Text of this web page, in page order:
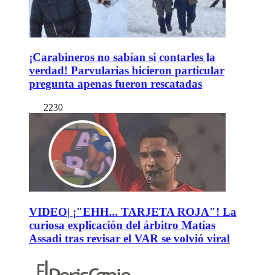
¡Carabineros no sabían si contarles la
verdad! Parvularias hicieron particular
pregunta apenas fueron rescatadas
2230
VIDEO| ¡"EHH... TARJETA ROJA"! La
curiosa explicación del árbitro Matías
Assadi tras revisar el VAR se volvió viral